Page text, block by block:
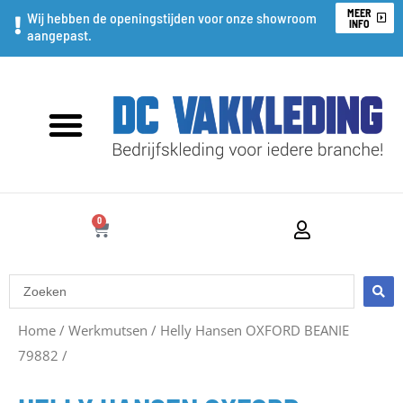
Ga
naar
Wij hebben de openingstijden voor onze showroom
aangepast.
MEER
INFO
0
WINKELWAGEN
Search
...
Home / Werkmutsen / Helly Hansen OXFORD BEANIE
79882 /
Oorspronkelijke
prijs
Huidige